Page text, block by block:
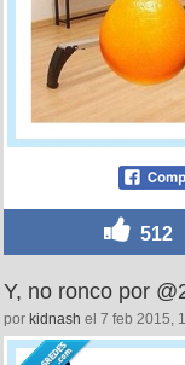
512
Y, no ronco por
por kidnash el 7 feb 2015,